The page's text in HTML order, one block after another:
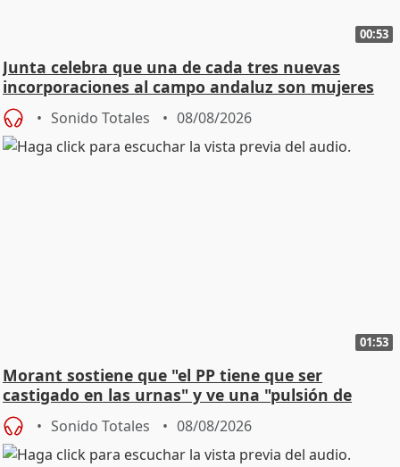
00:53
Junta celebra que una de cada tres nuevas
incorporaciones al campo andaluz son mujeres
jóvenes
Sonido Totales 08/08/2026
01:53
Morant sostiene que "el PP tiene que ser
castigado en las urnas" y ve una "pulsión de
cambio"
Sonido Totales 08/08/2026